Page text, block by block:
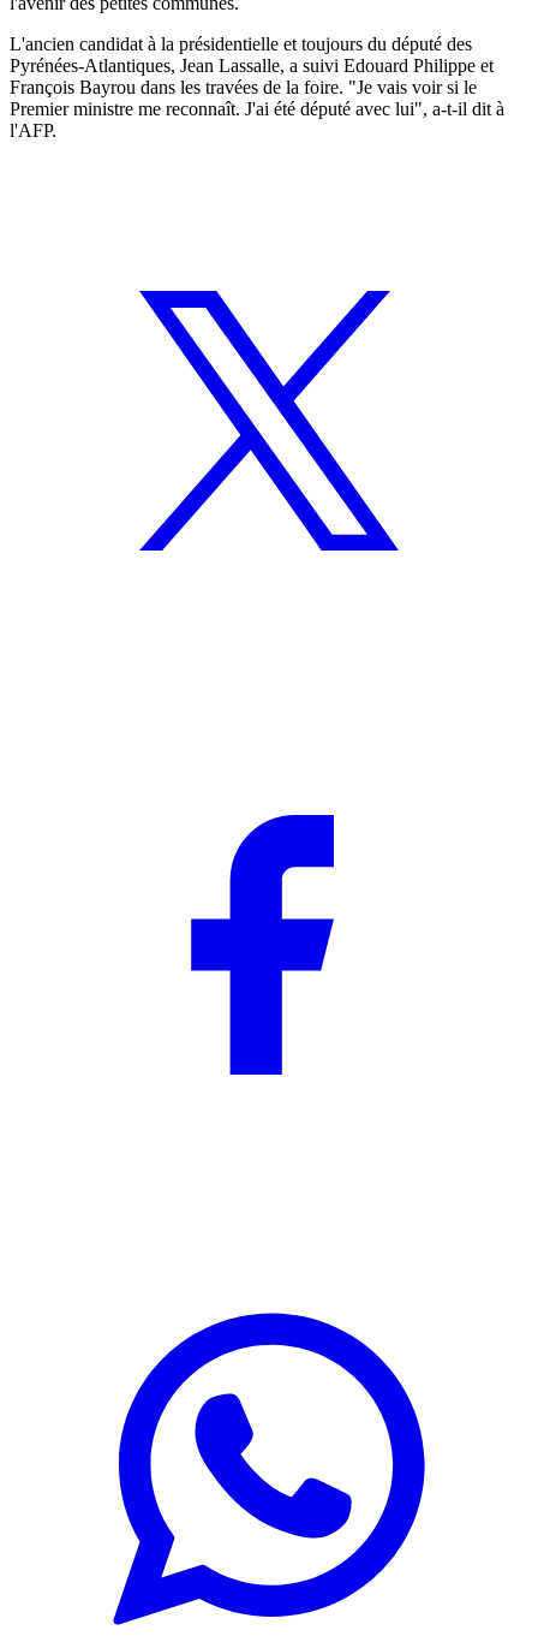
L'ancien candidat à la présidentielle et toujours du député des
Pyrénées-Atlantiques, Jean Lassalle, a suivi Edouard Philippe et
François Bayrou dans les travées de la foire. "Je vais voir si le
Premier ministre me reconnaît. J'ai été député avec lui", a-t-il dit à
l'AFP.